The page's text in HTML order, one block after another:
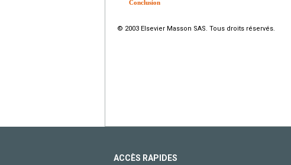
Conclusion
© 2003 Elsevier Masson SAS. Tous droits réservés.
ACCÈS RAPIDES